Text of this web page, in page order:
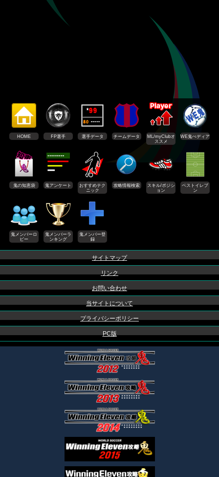
HOME FP選手 選手データ チームデータ
ML/myClubオ
ススメ
WE鬼ぺディア
鬼の知恵袋 鬼アンケート
おすすめテク
ニック
攻略情報検索
スキル/ポジシ
ョン
ベストイレブ
ン
鬼メンバーロ
ビー
鬼メンバーラ
ンキング
鬼メンバー登
録
サイトマップ
リンク
お問い合わせ
当サイトについて
プライバシーポリシー
PC版